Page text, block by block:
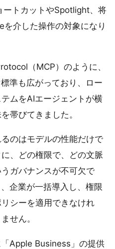
トカットやSpotlight、将
介した操作の対象になり
（MCP）のように、
準も広がっており、ロー
ムをAIエージェントが横
帯びてきました。
のはモデルの性能だけで
、どの権限で、どの文脈
ガバナンスが不可欠で
企業が一括導入し、権限
シーを適用できなけれ
せん。
Apple Business」の提供